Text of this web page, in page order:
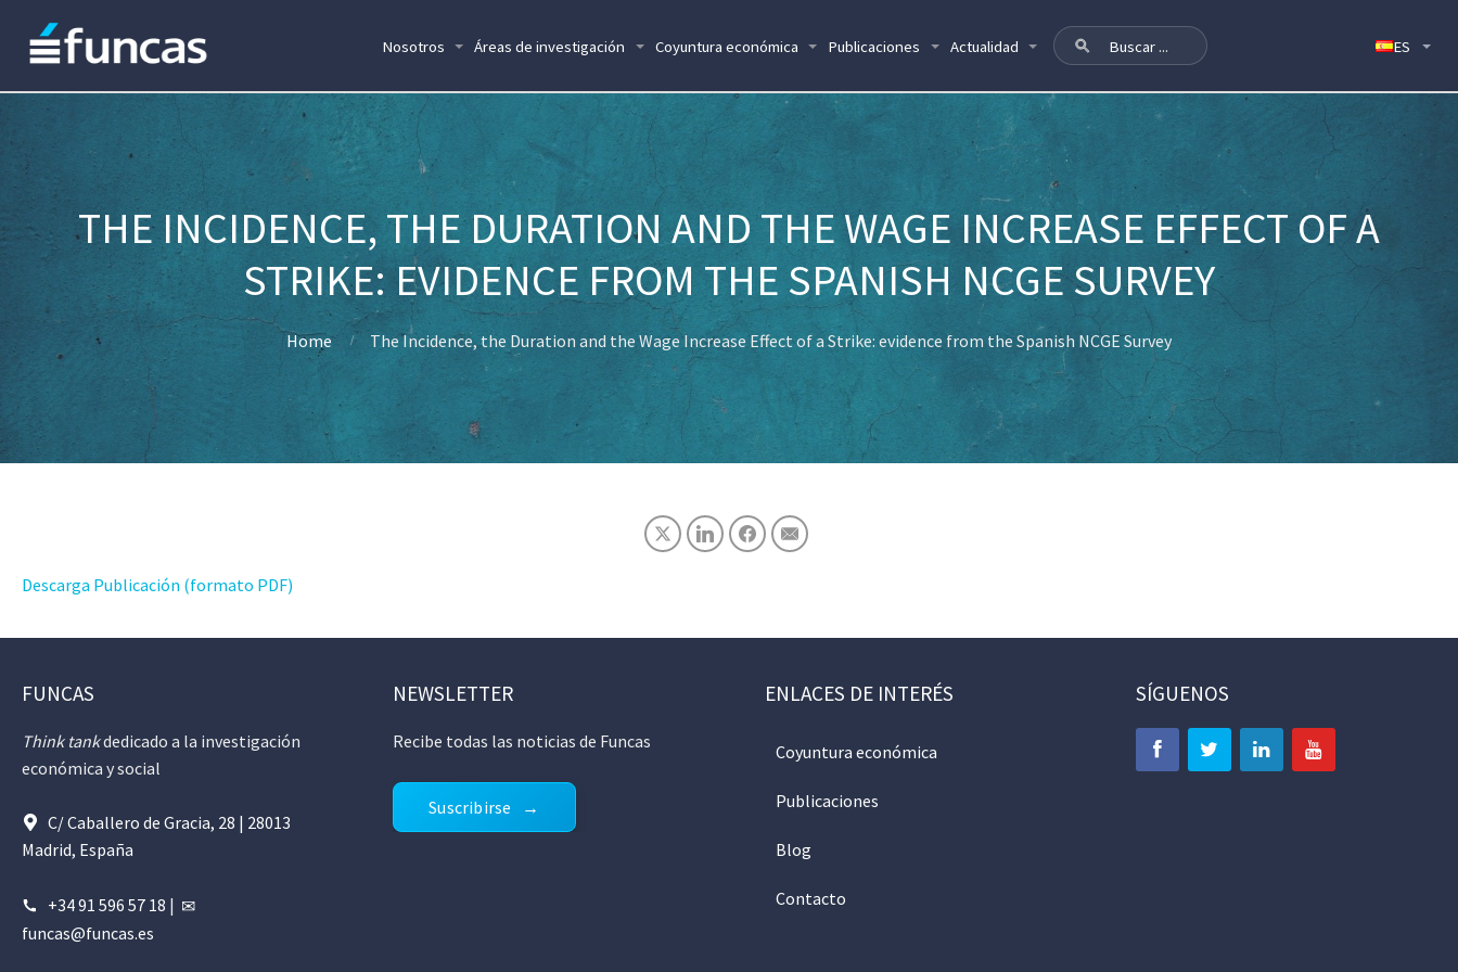
Nosotros Áreas de investigación Coyuntura económica Publicaciones Actualidad
THE INCIDENCE, THE DURATION AND THE WAGE INCREASE EFFECT OF A
STRIKE: EVIDENCE FROM THE SPANISH NCGE SURVEY
Home The Incidence, the Duration and the Wage Increase Effect of a Strike: evidence from the Spanish NCGE Survey
Descarga Publicación (formato PDF)
FUNCAS
Think tankdedicado a la investigación
económica y social
C/ Caballero de Gracia, 28 | 28013
Madrid, España
+34 91 596 57 18 |
funcas@funcas.es
NEWSLETTER
Recibe todas las noticias de Funcas
Suscribirse
ENLACES DE INTERÉS
Coyuntura económica
Publicaciones
Blog
Contacto
SÍGUENOS